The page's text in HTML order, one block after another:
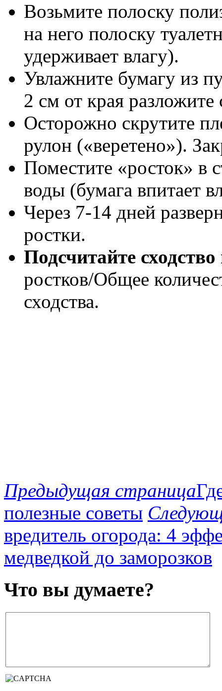
Возьмите полоску
на него полоску
удерживает влагу).
Увлажните бумагу из
2 см от края разложите
Осторожно скрутите
рулон («веретено»).
Поместите «росток» в
воды (бумага впитает
Через 7-14 дней
ростки.
Подсчитайте
ростков/Общее
сходства.
Предыдущая страница
полезные советы
вредитель огорода: 4
медведкой до заморозков
Что вы думаете?